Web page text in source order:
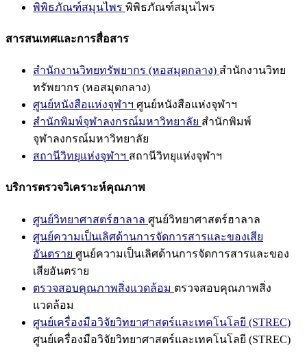
พิพิธภัณฑ์สมุนไพร พิพิธภัณฑ์สมุนไพร
สารสนเทศและการสื่อสาร
สำนักงานวิทยทรัพยากร (หอสมุดกลาง) สำนักงานวิทย
ทรัพยากร (หอสมุดกลาง)
ศูนย์หนังสือแห่งจุฬาฯ ศูนย์หนังสือแห่งจุฬาฯ
สำนักพิมพ์จุฬาลงกรณ์มหาวิทยาลัย สำนักพิมพ์
จุฬาลงกรณ์มหาวิทยาลัย
สถานีวิทยุแห่งจุฬาฯ สถานีวิทยุแห่งจุฬาฯ
บริการตรวจวิเคราะห์คุณภาพ
ศูนย์วิทยาศาสตร์ฮาลาล ศูนย์วิทยาศาสตร์ฮาลาล
ศูนย์ความเป็นเลิศด้านการจัดการสารและของเสีย
อันตราย ศูนย์ความเป็นเลิศด้านการจัดการสารและของ
เสียอันตราย
ตรวจสอบคุณภาพสิ่งแวดล้อม ตรวจสอบคุณภาพสิ่ง
แวดล้อม
ศูนย์เครื่องมือวิจัยวิทยาศาสตร์และเทคโนโลยี (STREC)
ศูนย์เครื่องมือวิจัยวิทยาศาสตร์และเทคโนโลยี (STREC)